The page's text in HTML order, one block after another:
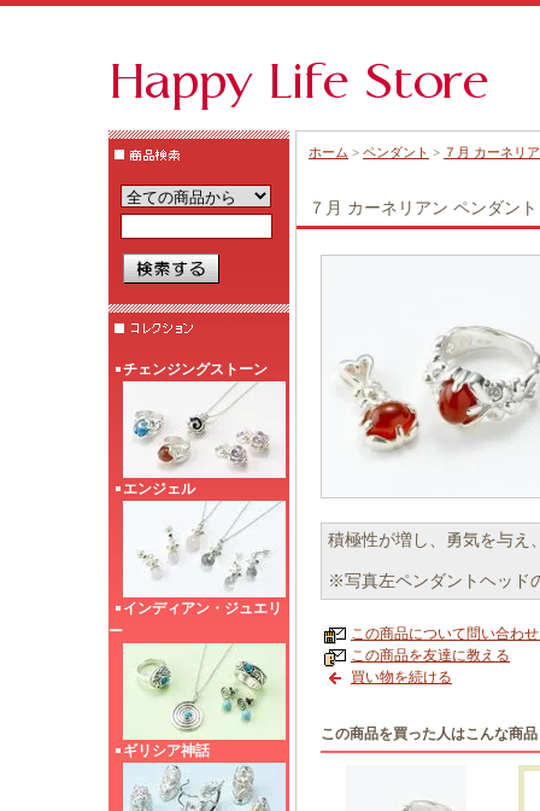
チェンジングストーン
エンジェル
インディアン・ジュエリ
ー
ギリシア神話
ホーム > ペンダント > ７月 カーネリ
７月 カーネリアン ペンダン
積極性が増し、勇気を与え
※写真左ペンダントヘッド
この商品について問い合わ
この商品を友達に教える
買い物を続ける
この商品を買った人はこんな商